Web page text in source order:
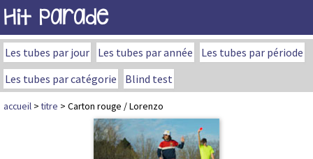
Hit Parade
Les tubes par jour Les tubes par année
Les tubes par période
Les tubes par catégorie
Blind test
accueil >titre > Carton rouge / Lorenzo